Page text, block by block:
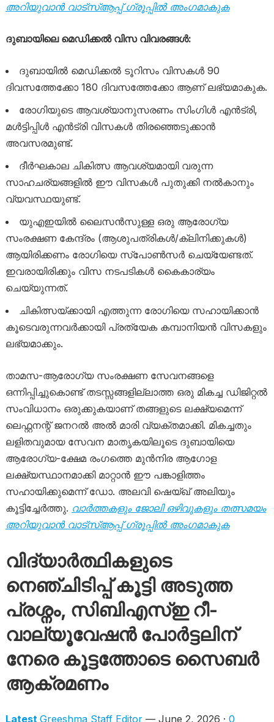
അറിയുവാൻ വാട്സ്ആപ്പ് ഗ്രൂപ്പിൽ അംഗമാകുക
ദുബായിലെ മെഡിക്കൽ വിസ വിവരങ്ങൾ:
ദുബായിൽ മെഡിക്കൽ ടൂറിസം വിസകൾ 90
ദിവസത്തേക്കോ 180 ദിവസത്തേക്കോ ആണ് ലഭ്യമാകുക.
രോഗിയുടെ ആവശ്യാനുസരണം സിംഗിൾ എൻട്രി,
മൾട്ടിപ്പിൾ എൻട്രി വിസകൾ തിരഞ്ഞെടുക്കാൻ
അവസരമുണ്ട്.
ദീർഘകാല ചികിത്സ ആവശ്യമായി വരുന്ന
സാഹചര്യങ്ങളിൽ ഈ വിസകൾ പുതുക്കി നൽകാനും
വ്യവസ്ഥയുണ്ട്.
യുഎഇയിൽ ലൈസൻസുള്ള ഒരു ആരോഗ്യ
സംരക്ഷണ കേന്ദ്രം (ആശുപത്രികൾ/ക്ലിനിക്കുകൾ)
ആയിരിക്കണം രോഗിയെ സ്പോൺസർ ചെയ്യേണ്ടത്.
ഇവരായിരിക്കും വിസ നടപടികൾ കൈകാര്യം
ചെയ്യുന്നത്.
ചികിത്സയ്ക്കായി എത്തുന്ന രോഗിയെ സഹായിക്കാൻ
കൂടെവരുന്നവർക്കായി പ്രത്യേക കമ്പാനിയൻ വിസകളും
ലഭ്യമാക്കും.
താമസ-ആരോഗ്യ സംരക്ഷണ സേവനങ്ങളെ
ഒന്നിപ്പിച്ചുകൊണ്ട് തടസ്സങ്ങളില്ലാത്ത ഒരു മികച്ച ഡിജിറ്റൽ
സംവിധാനം ഒരുക്കുകയാണ് തങ്ങളുടെ ലക്ഷ്യമെന്ന്
ലെഫ്റ്റനന്റ് ജനറൽ അൽ മാരി വ്യക്തമാക്കി. മികച്ചതും
ലളിതവുമായ സേവന മാതൃകയിലൂടെ ദുബായിയെ
ആരോഗ്യ-ക്ഷേമ രംഗത്തെ മുൻനിര ആഗോള
ലക്ഷ്യസ്ഥാനമാക്കി മാറ്റാൻ ഈ പങ്കാളിത്തം
സഹായിക്കുമെന്ന് ഡോ. അലവി ഷെയ്ഖ് അലിയും
കൂട്ടിച്ചേർത്തു. വാർത്തകളും ജോലി ഒഴിവുകളും തത്സമയം
അറിയുവാൻ വാട്സ്ആപ്പ് ഗ്രൂപ്പിൽ അംഗമാകുക
വിദ്യാർത്ഥികളുടെ
നെ‌ഞ്ചിടിപ്പ് കൂട്ടി അടുത്ത
പ്രശ്നം, സിബിഎസ്ഇ റീ-
വാല്യൂവേഷൻ പോർട്ടലിന്
നേരെ കൂട്ടത്തോടെ സൈബർ
ആക്രമണം
Latest Greeshma Staff Editor— June 2, 2026 · 0